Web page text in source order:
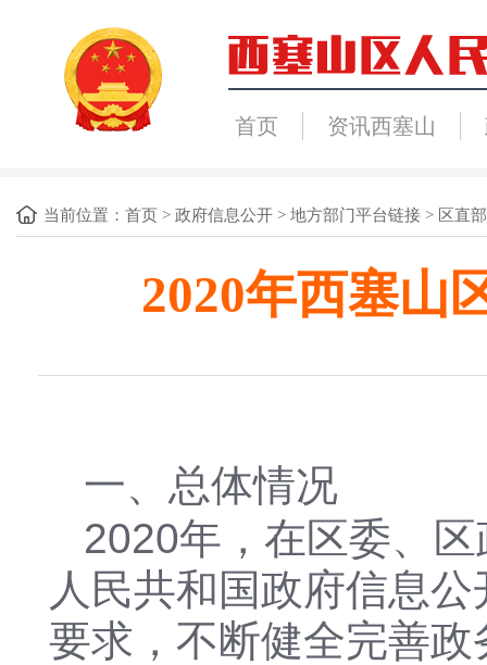
首页 资讯西塞山
当前位置： 首页 > 政府信息公开 > 地方部门平台链接 > 区直
2020年西塞山
一、总体情况
2020年，在区委、
人民共和国政府信息
要求，不断健全完善